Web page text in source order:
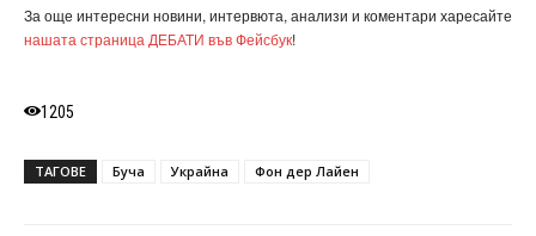
За още интересни новини, интервюта, анализи и коментари харесайте
нашата страница ДЕБАТИ във Фейсбук!
1205
ТАГОВЕ Буча Украйна Фон дер Лайен